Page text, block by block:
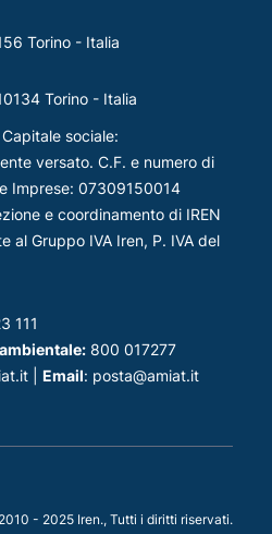
Torino - Italia
Torino - Italia
sociale:
versato. C.F. e numero di
Imprese: 07309150014
e coordinamento di IREN
al Gruppo IVA Iren, P. IVA del
111
800 017277
| Email: posta@amiat.it
- 2025 Iren., Tutti i diritti riservati.